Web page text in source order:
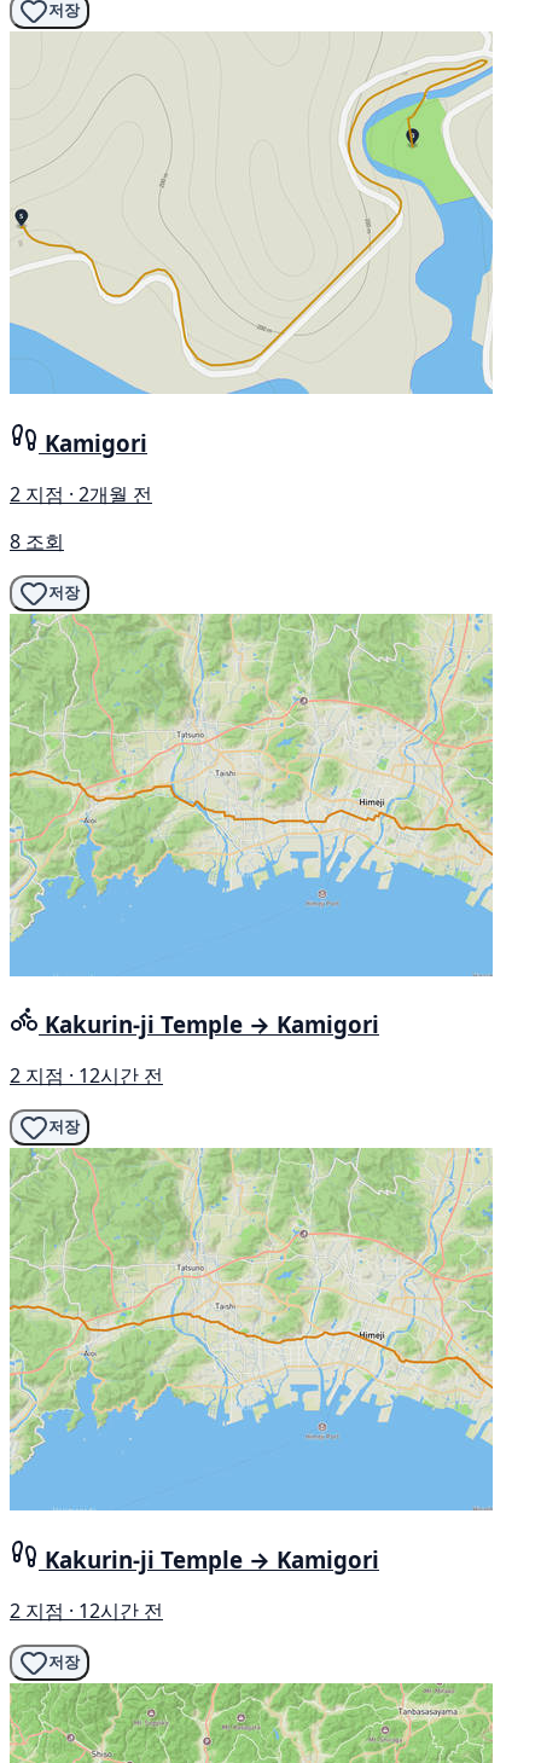
저장
Kamigori
2 지점 · 2개월 전
8 조회
저장
Kakurin-ji Temple → Kamigori
2 지점 · 12시간 전
저장
Kakurin-ji Temple → Kamigori
2 지점 · 12시간 전
저장